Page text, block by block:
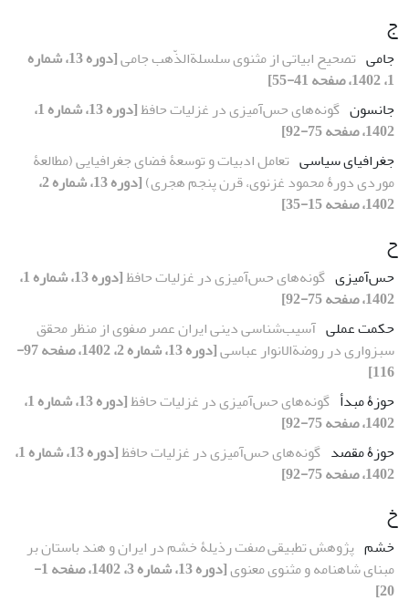
ج
جامی تصحیح ابیاتی از مثنوی سلسلة‌الذّهب جامی
[دوره 13، شماره
1، 1402، صفحه 41-55]
جانسون گونه‌‌های حس‌‌آمیزی در غزلیات حافظ
[دوره 13، شماره 1،
1402، صفحه 75-92]
جغرافیای سیاسی تعامل ادبیات و توسعۀ فضای جغرافیایی (مطالعۀ
موردی دورۀ محمود غزنوی، قرن پنجم هجری)
[دوره 13، شماره 2،
1402، صفحه 15-35]
ح
حس‌‌آمیزی گونه‌‌های حس‌‌آمیزی در غزلیات حافظ
[دوره 13، شماره 1،
1402، صفحه 75-92]
حکمت عملی آسیب‌شناسی دینی ایران عصر صفوی از منظر محقق
سبزواری در روضةالانوار عباسی
[دوره 13، شماره 2، 1402، صفحه 97-
116]
حوزۀ مبدأ گونه‌‌های حس‌‌آمیزی در غزلیات حافظ
[دوره 13، شماره 1،
1402، صفحه 75-92]
حوزۀ مقصد گونه‌‌های حس‌‌آمیزی در غزلیات حافظ
[دوره 13، شماره 1،
1402، صفحه 75-92]
خ
خشم پژوهش تطبیقی صفت رذیلۀ خشم در ایران و هند باستان بر
مبنای شاهنامه و مثنوی معنوی
[دوره 13، شماره 3، 1402، صفحه 1-
20]